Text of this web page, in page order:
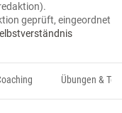
geprüft, eingeordnet
Übungen &